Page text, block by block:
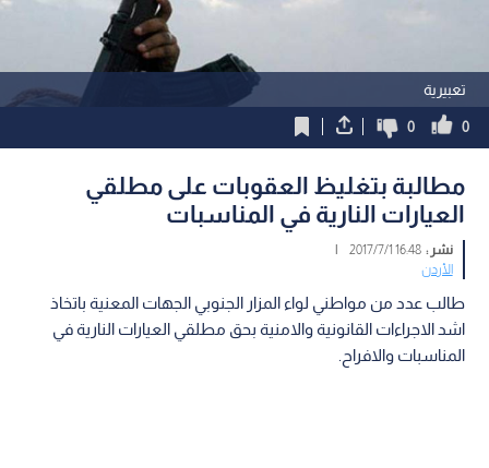
تعبيرية
0
0
مطالبة بتغليظ العقوبات على مطلقي
العيارات النارية في المناسبات
نشر :16:48 2017/7/1
|
الأردن
طالب عدد من مواطني لواء المزار الجنوبي الجهات المعنية باتخاذ
اشد الاجراءات القانونية والامنية بحق مطلقي العيارات النارية في
المناسبات والافراح.